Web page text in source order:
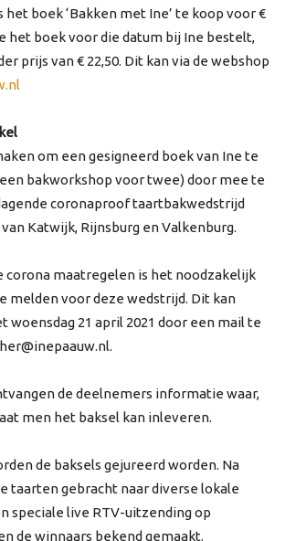
het boek ‘Bakken met Ine’ te koop voor €
het boek voor die datum bij Ine bestelt,
prijs van € 22,50. Dit kan via de webshop
om een gesigneerd boek van Ine te
bakworkshop voor twee) door mee te
coronaproof taartbakwedstrijd
Katwijk, Rijnsburg en Valkenburg.
corona maatregelen is het noodzakelijk
melden voor deze wedstrijd. Dit kan
21 april 2021 door een mail te
de deelnemers informatie waar,
men het baksel kan inleveren.
de baksels gejureerd worden. Na
taarten gebracht naar diverse lokale
speciale live RTV-uitzending op
de winnaars bekend gemaakt.